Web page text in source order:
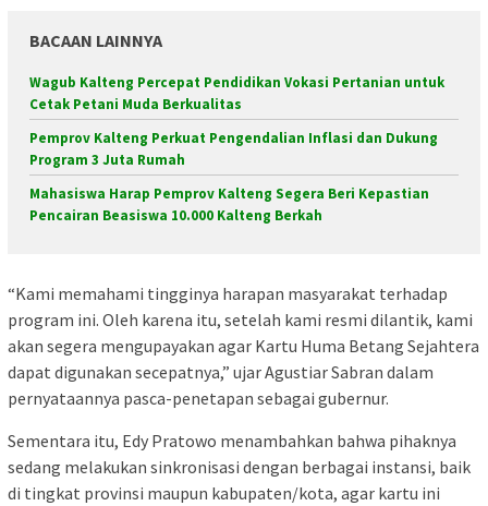
BACAAN LAINNYA
Wagub Kalteng Percepat Pendidikan Vokasi Pertanian untuk
Cetak Petani Muda Berkualitas
Pemprov Kalteng Perkuat Pengendalian Inflasi dan Dukung
Program 3 Juta Rumah
Mahasiswa Harap Pemprov Kalteng Segera Beri Kepastian
Pencairan Beasiswa 10.000 Kalteng Berkah
“Kami memahami tingginya harapan masyarakat terhadap
program ini. Oleh karena itu, setelah kami resmi dilantik, kami
akan segera mengupayakan agar Kartu Huma Betang Sejahtera
dapat digunakan secepatnya,” ujar Agustiar Sabran dalam
pernyataannya pasca-penetapan sebagai gubernur.
Sementara itu, Edy Pratowo menambahkan bahwa pihaknya
sedang melakukan sinkronisasi dengan berbagai instansi, baik
di tingkat provinsi maupun kabupaten/kota, agar kartu ini